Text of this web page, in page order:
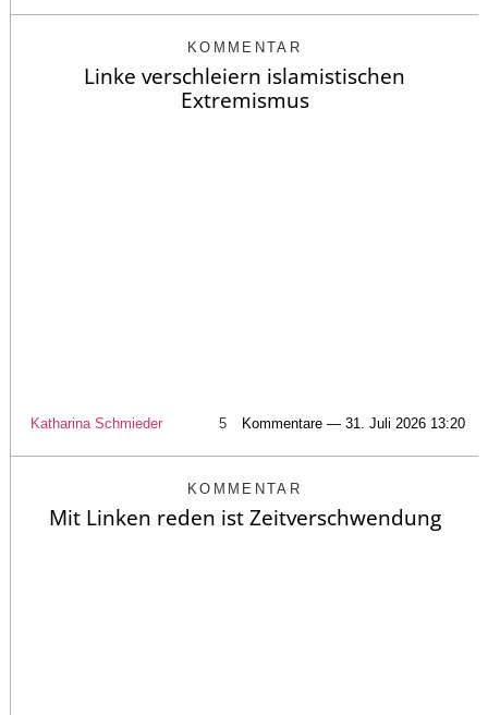
KOMMENTAR
Linke verschleiern islamistischen
Extremismus
Katharina Schmieder 5 Kommentare — 31. Juli 2026 13:20
KOMMENTAR
Mit Linken reden ist Zeitverschwendung